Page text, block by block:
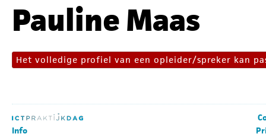
Pauline Maas
Het volledige profiel van een opleider/spreker kan
Info